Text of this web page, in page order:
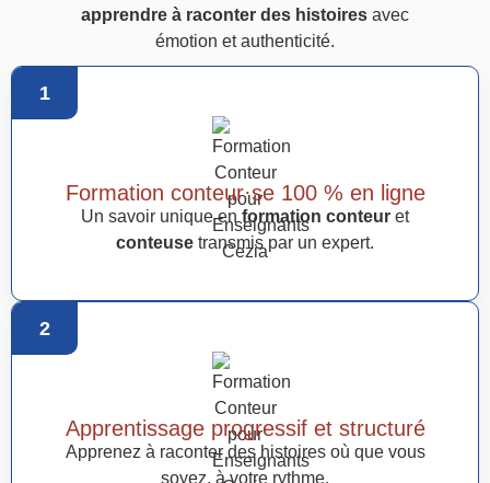
apprendre à raconter des histoiresavec
émotion et authenticité.
1
Formation conteur·se 100 % en ligne
Un savoir unique en formation conteur et
conteuse transmis par un expert.
2
Apprentissage progressif et structuré
Apprenez à raconter des histoires où que vous
soyez, à votre rythme.